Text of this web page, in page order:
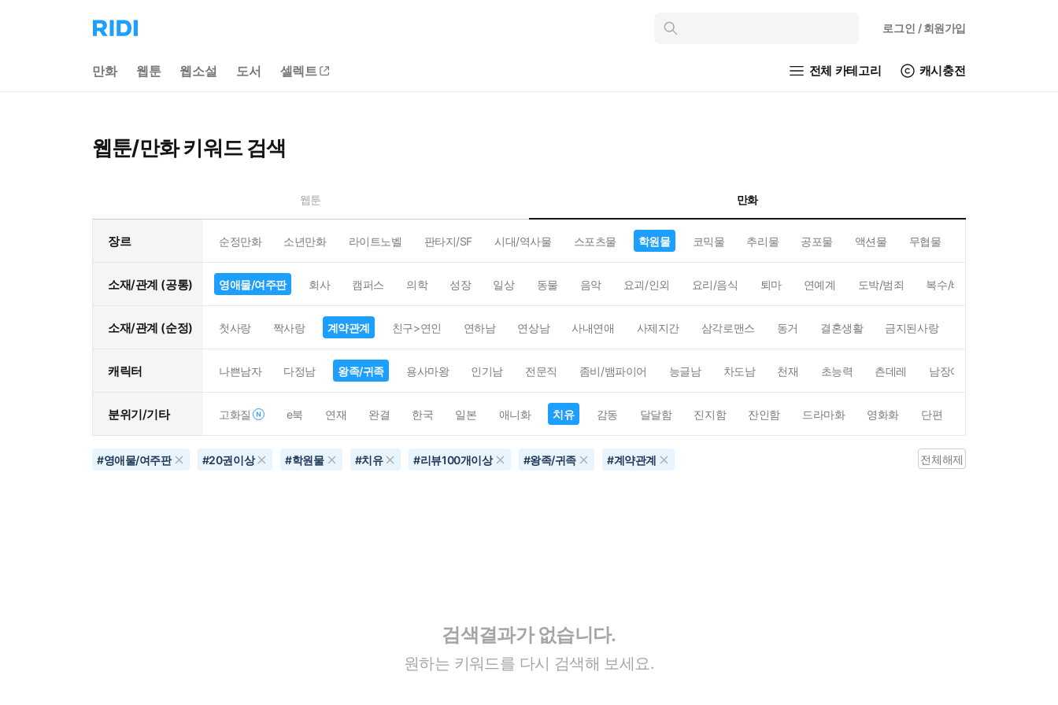
리
디
으
인
로그인 / 회원가입
만화 웹툰 웹소설 도서 셀렉트 전체 카테고리 캐시충전
웹툰/만화 키워드 검색
웹툰 만화
장르 순정만화 소년만화 라이트노벨 판타지/SF 시대/역사물 스포츠물 학원물 코믹물 추리물 공포물 액션물 무협물
소재/관계 (공통) 영애물/여주판 회사 캠퍼스 의학 성장 일상 동물 음악 요괴/인외 요리/음식 퇴마 연예계 도박/범죄 복수/배신
소재/관계 (순정) 첫사랑 짝사랑 계약관계 친구>연인 연하남 연상남 사내연애 사제지간 삼각로맨스 동거 결혼생활 금지된사랑
캐릭터 나쁜남자 다정남 왕족/귀족 용사마왕 인기남 전문직 좀비/뱀파이어 능글남 차도남 천재 초능력 츤데레 남장여자
분위기/기타 고화질 e북 연재 완결 한국 일본 애니화 치유 감동 달달함 진지함 잔인함 드라마화 영화화 단편
#영애물/여주판 #20권이상 #학원물 #치유 #리뷰100개이상 #왕족/귀족 #계약관계 전체해제
검색결과가 없습니다.
원하는 키워드를 다시 검색해 보세요.